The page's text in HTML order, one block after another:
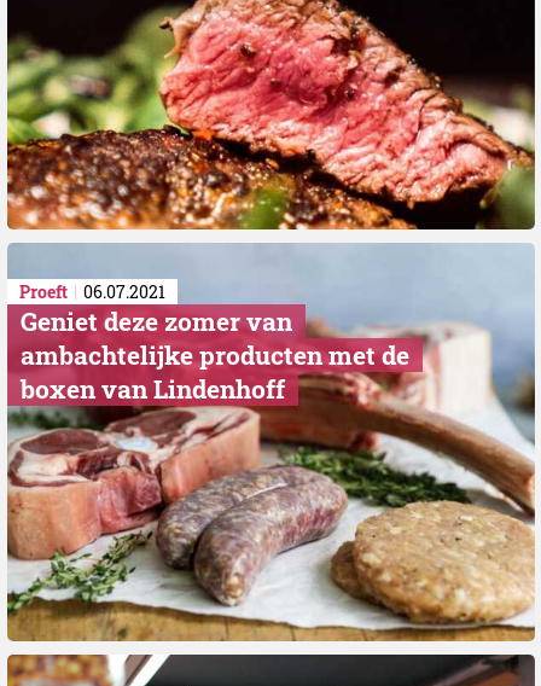
Proeft 06.07.2021
Geniet deze zomer van
ambachtelijke producten met de
boxen van Lindenhoff